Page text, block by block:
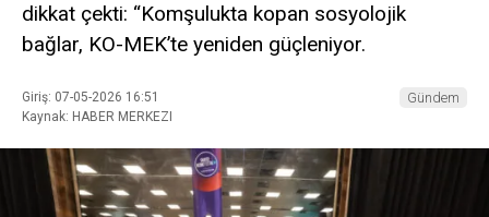
dikkat çekti: “Komşulukta kopan sosyolojik
bağlar, KO-MEK’te yeniden güçleniyor.
Giriş: 07-05-2026 16:51
Kaynak: HABER MERKEZI
Gündem